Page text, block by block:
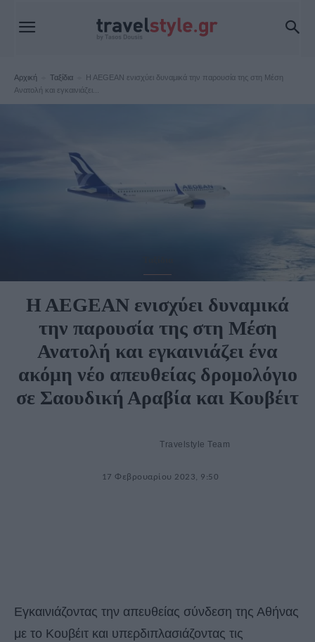
Αρχική Ταξίδια
H AEGEAN ενισχύει δυναμικά την παρουσία της στη Μέση
Ανατολή και εγκαινιάζει...
H AEGEAN ενισχύει δυναμικά
την παρουσία της στη Μέση
Ανατολή και εγκαινιάζει ένα
ακόμη νέο απευθείας δρομολόγιο
σε Σαουδική Αραβία και Κουβέιτ
Travelstyle Team
17 Φεβρουαρίου 2023, 9:50
Εγκαινιάζοντας την απευθείας σύνδεση της Αθήνας
με το Κουβέιτ και υπερδιπλασιάζοντας τις